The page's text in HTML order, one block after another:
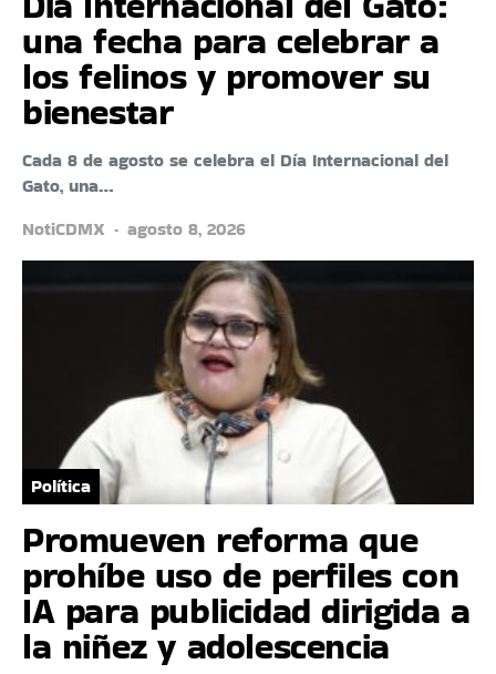
una fecha para celebrar a
los felinos y promover su
bienestar
Cada 8 de agosto se celebra el Día Internacional del
Gato, una…
NotiCDMX
agosto 8, 2026
Política
Promueven reforma que
prohíbe uso de perfiles con
IA para publicidad dirigida a
la niñez y adolescencia